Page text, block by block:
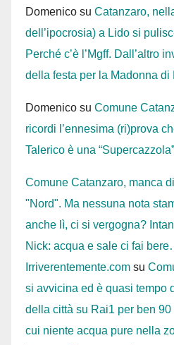
Domenico su Catanzaro,
dell’ipocrosia) a Lido si
Perché c’è l’Mgff. Dall’altro
della festa per la Madonna di
Domenico su Comune
ricordi l’ennesima (ri)prova
Talerico è una
Comune Catanzaro, manca
"Nord". Ma nessuna nota
anche lì, ci si vergogna?
Nick: acqua e sale ci fai
Irriverentemente.com su
si avvicina ed è quasi tempo
della città su Rai1 per ben
cui niente acqua pure nella